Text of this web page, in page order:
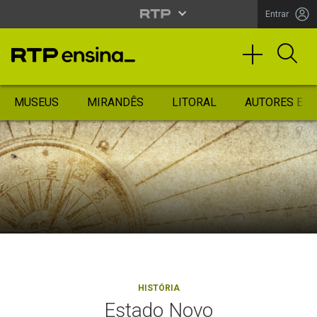
Entrar
MUSEUS MIRANDÊS LITORAL AUTORES
HISTÓRIA
Estado Novo